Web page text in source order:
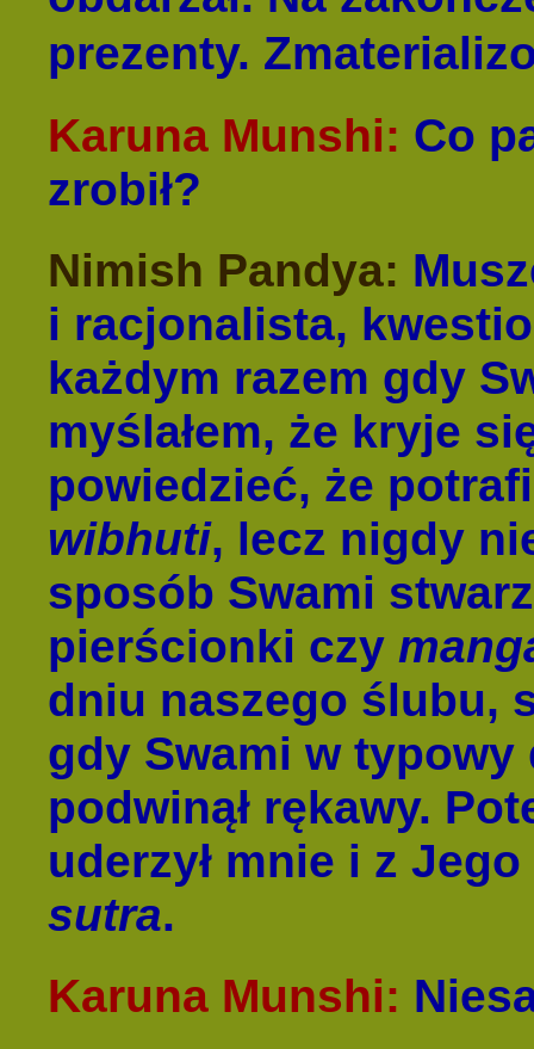
prezenty.
Karuna Munshi: Co
zrobił?
Nimish Pandya:
i racjonalista,
każdym razem gdy
myślałem, że kryje
powiedzieć, że
wibhuti, lecz nigdy
sposób Swami
pierścionki czy
dniu naszego ślubu,
gdy Swami w
podwinął rękawy.
uderzył mnie i z
sutra.
Karuna Munshi: